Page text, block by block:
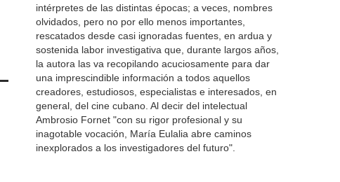
intérpretes de las distintas épocas; a veces, nombres
olvidados, pero no por ello menos importantes,
rescatados desde casi ignoradas fuentes, en ardua y
sostenida labor investigativa que, durante largos años,
la autora las va recopilando acuciosamente para dar
una imprescindible información a todos aquellos
creadores, estudiosos, especialistas e interesados, en
general, del cine cubano. Al decir del intelectual
Ambrosio Fornet "con su rigor profesional y su
inagotable vocación, María Eulalia abre caminos
inexplorados a los investigadores del futuro".